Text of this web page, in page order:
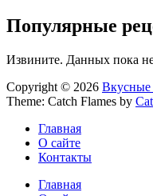
Популярные
Извините. Данных пока
Copyright © 2026 Вкусные
Theme: Catch Flames by
Главная
О сайте
Контакты
Главная